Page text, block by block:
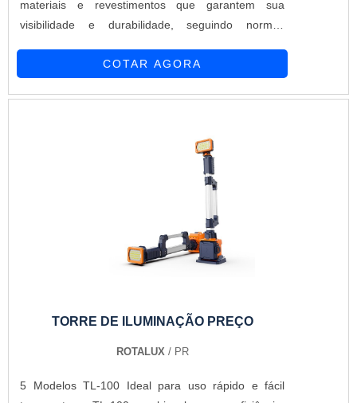
materiais e revestimentos que garantem sua
visibilidade e durabilidade, seguindo normas
COTAR AGORA
TORRE DE ILUMINAÇÃO PREÇO
ROTALUX/ PR
5 Modelos TL-100 Ideal para uso rápido e fácil